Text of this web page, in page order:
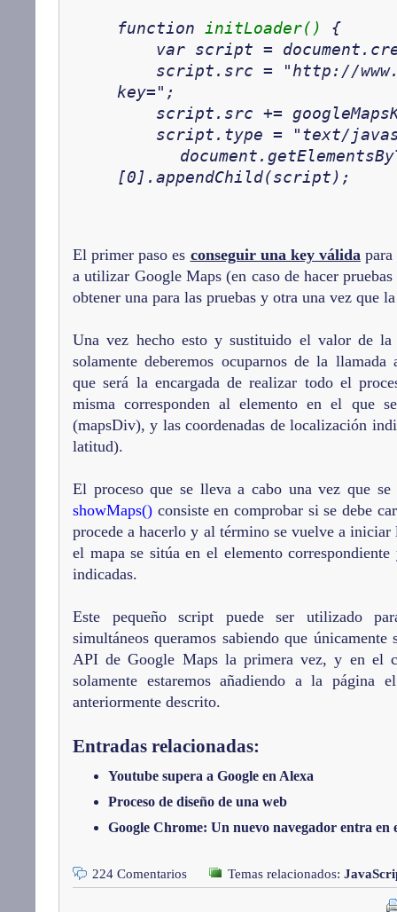
function initLoader()
{
var script =
script.src = "http://
key=";
script.src +=
script.type = "text/
[0].appendChild(script);
El primer paso es conseguir una key válidapara
a utilizar Google Maps (en caso de hacer
obtener una para las pruebas y otra una vez que
Una vez hecho esto y sustituido el valor de
solamente deberemos ocuparnos de la
que será la encargada de realizar todo el
misma corresponden al elemento en el que
(mapsDiv), y las coordenadas de localización
latitud).
El proceso que se lleva a cabo una vez que
showMaps() consiste en comprobar si se debe
procede a hacerlo y al término se vuelve a
el mapa se sitúa en el elemento
indicadas.
Este pequeño script puede ser utilizado
simultáneos queramos sabiendo que
API de Google Maps la primera vez, y en el
solamente estaremos añadiendo a la página
anteriormente descrito.
Entradas relacionadas:
Youtube supera a Google en Alexa
Proceso de diseño de una web
Google Chrome: Un nuevo navegador entra en
224 Comentarios Temas relacionados: